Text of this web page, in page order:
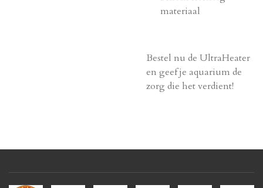
materiaal
Bestel nu de UltraHeater
en geef je aquarium de
zorg die het verdient!